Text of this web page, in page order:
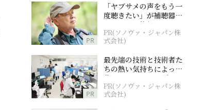
PR
「ヤブサメの声をもう一
度聴きたい」が補聴器チ
ャレンジの後押しに
PR(ソノヴァ・ジャパン株
式会社)
PR
最先端の技術と技術者た
ちの熱い気持ちによって
作られているオーダーメ
イド補聴器
PR(ソノヴァ・ジャパン株
式会社)